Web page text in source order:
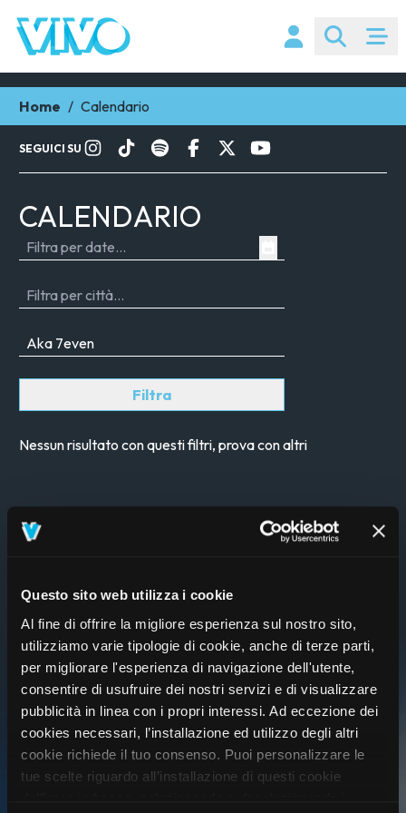
Questo sito web utilizza i cookie
Al fine di offrire la migliore esperienza sul nostro sito,
utilizziamo varie tipologie di cookie, anche di terze parti,
per migliorare l'esperienza di navigazione dell'utente,
consentire di usufruire dei nostri servizi e di visualizzare
pubblicità in linea con i propri interessi. Ad eccezione dei
cookies necessari, l’installazione ed utilizzo degli altri
cookie richiede il tuo consenso. Puoi personalizzare le
tue scelte riguardo all’installazione di questi cookie
Home / Calendario
SEGUICI SU
CALENDARIO
Filtra
Nessun risultato con questi filtri, prova con altri
ISCRIVITI AL VIVO CLUB